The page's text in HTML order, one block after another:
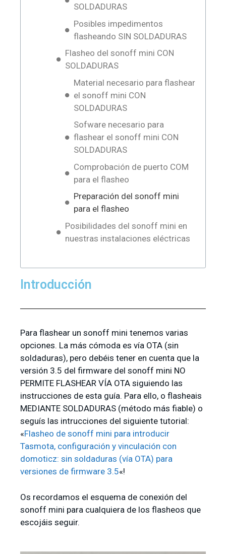
SOLDADURAS
Posibles impedimentos
flasheando SIN SOLDADURAS
Flasheo del sonoff mini CON
SOLDADURAS
Material necesario para flashear
el sonoff mini CON
SOLDADURAS
Sofware necesario para
flashear el sonoff mini CON
SOLDADURAS
Comprobación de puerto COM
para el flasheo
Preparación del sonoff mini
para el flasheo
Posibilidades del sonoff mini en
nuestras instalaciones eléctricas
Introducción
Para flashear un sonoff mini tenemos varias
opciones. La más cómoda es vía OTA (sin
soldaduras), pero debéis tener en cuenta que la
versión 3.5 del firmware del sonoff mini NO
PERMITE FLASHEAR VÍA OTA siguiendo las
instrucciones de esta guía. Para ello, o flasheais
MEDIANTE SOLDADURAS (método más fiable) o
seguís las intrucciones del siguiente tutorial:
«Flasheo de sonoff mini para introducir
Tasmota, configuración y vinculación con
domoticz: sin soldaduras (vía OTA) para
versiones de firmware 3.5«!
Os recordamos el esquema de conexión del
sonoff mini para cualquiera de los flasheos que
escojáis seguir.